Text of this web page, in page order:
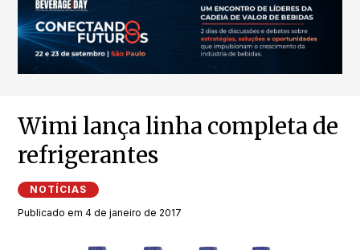
Wimi lança linha completa de
refrigerantes
NOTÍCIAS
Publicado em 4 de janeiro de 2017